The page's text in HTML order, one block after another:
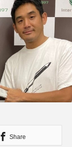
SaaS
エグジット
ス
Share